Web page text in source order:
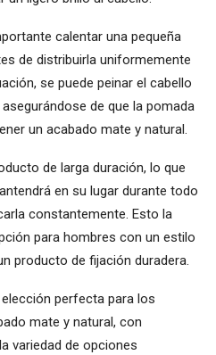
calentar una pequeña
de distribuirla uniformemente
se puede peinar el cabello
de que la pomada
un acabado mate y natural.
de larga duración, lo que
en su lugar durante todo
constantemente. Esto la
para hombres con un estilo
producto de fijación duradera.
perfecta para los
mate y natural, con
variedad de opciones